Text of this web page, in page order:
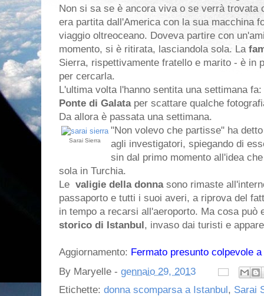
Non si sa se è ancora viva o se verrà trovata
era partita dall'America con la sua macchina
viaggio oltreoceano. Doveva partire con
momento, si è ritirata, lasciandola sola. La
Sierra, rispettivamente fratello e marito - è in
per cercarla.
L'ultima volta l'hanno sentita una settimana
Ponte di Galataper scattare qualche
Da allora è passata una settimana.
Sarai Sierra
"Non volevo che partisse" ha
agli investigatori, spiegando di
sin dal primo momento all'idea
sola in Turchia.
Le valigie della donna sono rimaste
passaporto e tutti i suoi averi, a riprova del
in tempo a recarsi all'aeroporto. Ma cosa
storico di Istanbul, invaso dai turisti e
Aggiornamento: Fermato presunto colpevole
By Maryelle - gennaio 29, 2013
Etichette: donna scomparsa a Istanbul, Sarai